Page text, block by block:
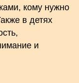
кому нужно
в детях
и